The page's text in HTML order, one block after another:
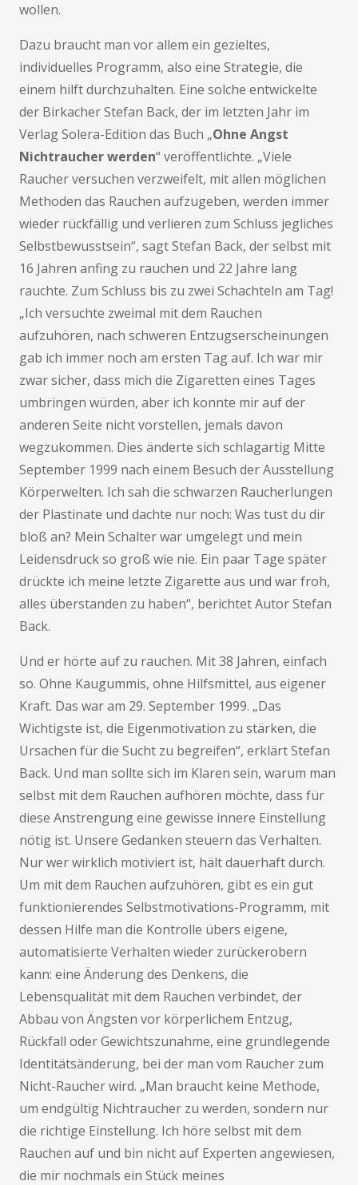
wollen.
Dazu braucht man vor allem ein gezieltes,
individuelles Programm, also eine Strategie, die
einem hilft durchzuhalten. Eine solche entwickelte
der Birkacher Stefan Back, der im letzten Jahr im
Verlag Solera-Edition das Buch „Ohne Angst
Nichtraucher werden“ veröffentlichte. „Viele
Raucher versuchen verzweifelt, mit allen möglichen
Methoden das Rauchen aufzugeben, werden immer
wieder rückfällig und verlieren zum Schluss jegliches
Selbstbewusstsein“, sagt Stefan Back, der selbst mit
16 Jahren anfing zu rauchen und 22 Jahre lang
rauchte. Zum Schluss bis zu zwei Schachteln am Tag!
„Ich versuchte zweimal mit dem Rauchen
aufzuhören, nach schweren Entzugserscheinungen
gab ich immer noch am ersten Tag auf. Ich war mir
zwar sicher, dass mich die Zigaretten eines Tages
umbringen würden, aber ich konnte mir auf der
anderen Seite nicht vorstellen, jemals davon
wegzukommen. Dies änderte sich schlagartig Mitte
September 1999 nach einem Besuch der Ausstellung
Körperwelten. Ich sah die schwarzen Raucherlungen
der Plastinate und dachte nur noch: Was tust du dir
bloß an? Mein Schalter war umgelegt und mein
Leidensdruck so groß wie nie. Ein paar Tage später
drückte ich meine letzte Zigarette aus und war froh,
alles überstanden zu haben“, berichtet Autor Stefan
Back.
Und er hörte auf zu rauchen. Mit 38 Jahren, einfach
so. Ohne Kaugummis, ohne Hilfsmittel, aus eigener
Kraft. Das war am 29. September 1999. „Das
Wichtigste ist, die Eigenmotivation zu stärken, die
Ursachen für die Sucht zu begreifen“, erklärt Stefan
Back. Und man sollte sich im Klaren sein, warum man
selbst mit dem Rauchen aufhören möchte, dass für
diese Anstrengung eine gewisse innere Einstellung
nötig ist. Unsere Gedanken steuern das Verhalten.
Nur wer wirklich motiviert ist, hält dauerhaft durch.
Um mit dem Rauchen aufzuhören, gibt es ein gut
funktionierendes Selbstmotivations-Programm, mit
dessen Hilfe man die Kontrolle übers eigene,
automatisierte Verhalten wieder zurückerobern
kann: eine Änderung des Denkens, die
Lebensqualität mit dem Rauchen verbindet, der
Abbau von Ängsten vor körperlichem Entzug,
Rückfall oder Gewichtszunahme, eine grundlegende
Identitätsänderung, bei der man vom Raucher zum
Nicht-Raucher wird. „Man braucht keine Methode,
um endgültig Nichtraucher zu werden, sondern nur
die richtige Einstellung. Ich höre selbst mit dem
Rauchen auf und bin nicht auf Experten angewiesen,
die mir nochmals ein Stück meines